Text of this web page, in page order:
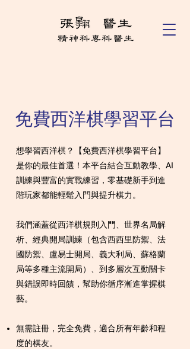
免費西洋棋學習平台
想學習西洋棋？【免費西洋棋學習平台】
是你的最佳首選！本平台結合互動教學、AI
訓練與豐富的實戰練習，零基礎新手到進
階玩家都能輕鬆入門與提升棋力。
我們涵蓋從西洋棋規則入門、世界名局解
析、經典開局訓練（包含西西里防禦、法
國防禦、盧易士開局、義大利局、蘇格蘭
局等多種主流開局）、到多層次互動關卡
與錯誤即時回饋，幫助你循序漸進掌握棋
藝。
無需註冊，完全免費，適合所有年齡和程
度的棋友。